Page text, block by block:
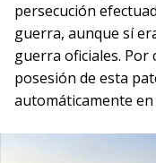
persecución
guerra, aunque sí
guerra oficiales. Por
posesión de esta
automáticamente